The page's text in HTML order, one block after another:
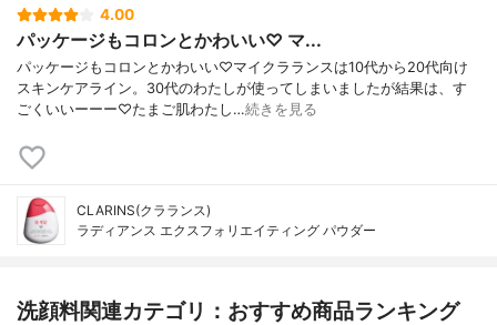
4.00
パッケージもコロンとかわいい♡ マ...
パッケージもコロンとかわいい♡マイクラランスは10代から20代向け
スキンケアライン。30代のわたしが使ってしまいましたが結果は、す
ごくいいーーー♡たまご肌わたし…続きを見る
CLARINS(クラランス)
ラディアンス エクスフォリエイティング パウダー
洗顔料関連カテゴリ：おすすめ商品ランキング